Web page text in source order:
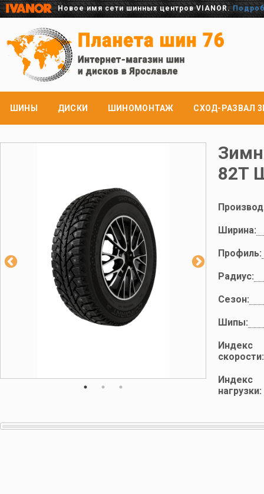
Новое имя сети шинных центров VIANOR.
ШИНЫ ДИСКИ ШИНОМОНТАЖ СХОД-РАЗВАЛ
82Т
Ширина:
Профиль:
Радиус:
Сезон:
Шипы:
Индекс
скорости:
Индекс
нагрузки: